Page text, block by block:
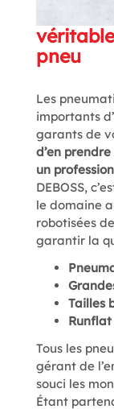
pneu
Les
importants
garants de
d’en
un
DEBOSS,
le domaine
robotisées
garantir la
Tailles
Runflat
Tous les
gérant de
souci les
Étant